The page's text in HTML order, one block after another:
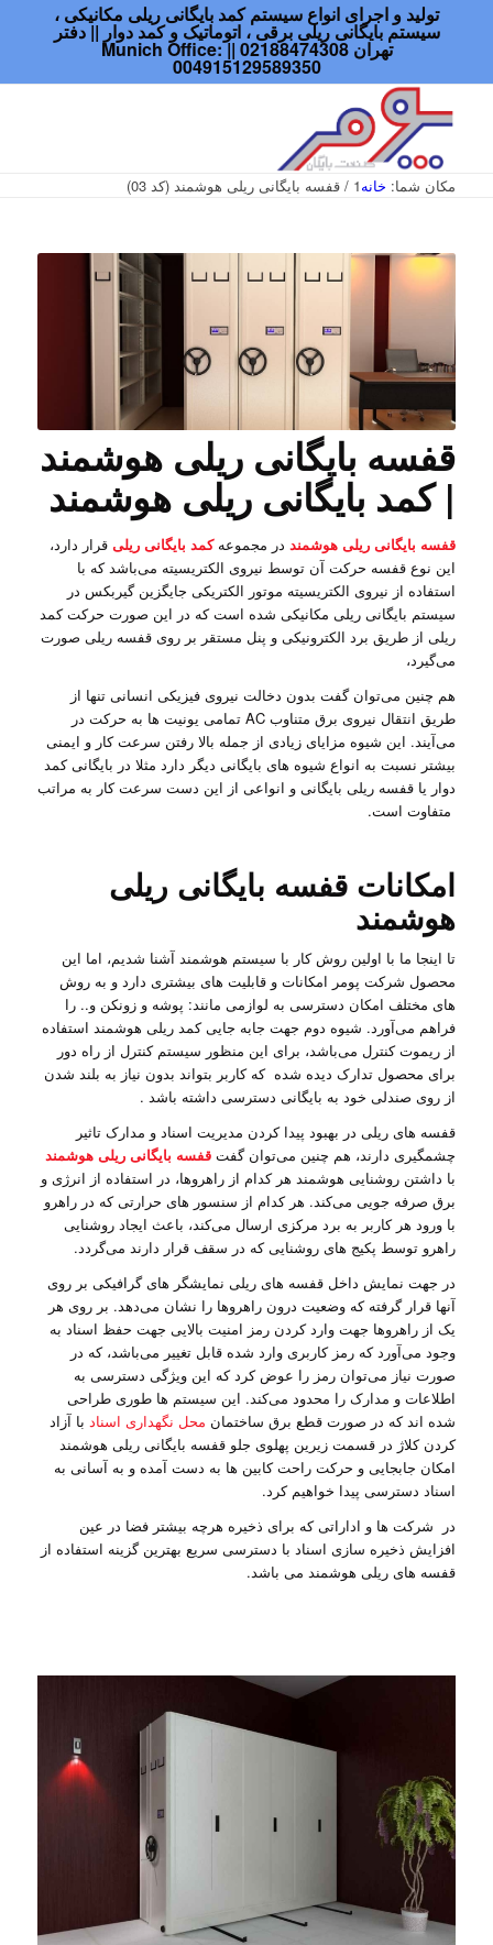
تولید و اجرای انواع سیستم کمد بایگانی ریلی مکانیکی ،
سیستم بایگانی ریلی برقی ، اتوماتیک و کمد دوار || دفتر
تهران 02188474308 || Munich Office:
004915129589350
مکان شما: خانه1
/ قفسه بایگانی ریلی هوشمند (کد 03)
قفسه بایگانی ریلی هوشمند
| کمد بایگانی ریلی هوشمند
قفسه بایگانی ریلی هوشمنددر مجموعهکمد بایگانی ریلیقرار دارد،
این نوع قفسه حرکت آن توسط نیروی الکتریسیته می‌باشد که با
استفاده از نیروی الکتریسیته موتور الکتریکی جایگزین گیربکس در
سیستم بایگانی ریلی مکانیکی شده است که در این صورت حرکت کمد
ریلی از طریق برد الکترونیکی و پنل مستقر بر روی قفسه ریلی صورت
می‌گیرد،
هم چنین می‌توان گفت بدون دخالت نیروی فیزیکی انسانی تنها از
طریق انتقال نیروی برق متناوب AC تمامی یونیت ها به حرکت در
می‌آیند. این شیوه مزایای زیادی از جمله بالا رفتن سرعت کار و ایمنی
بیشتر نسبت به انواع شیوه های بایگانی دیگر دارد مثلا در بایگانی کمد
دوار یا قفسه ریلی بایگانی و انواعی از این دست سرعت کار به مراتب
متفاوت است.
امکانات قفسه بایگانی ریلی
هوشمند
تا اینجا ما با اولین روش کار با سیستم هوشمند آشنا شدیم، اما این
محصول شرکت پومر امکانات و قابلیت های بیشتری دارد و به روش
های مختلف امکان دسترسی به لوازمی مانند: پوشه و زونکن و.. را
فراهم می‌آورد. شیوه دوم جهت جابه جایی کمد ریلی هوشمند استفاده
از ریموت کنترل می‌باشد، برای این منظور سیستم کنترل از راه دور
برای محصول تدارک دیده شده که کاربر بتواند بدون نیاز به بلند شدن
از روی صندلی خود به بایگانی دسترسی داشته باشد .
قفسه های ریلی در بهبود پیدا کردن مدیریت اسناد و مدارک تاثیر
چشمگیری دارند، هم چنین می‌توان گفت قفسه بایگانی ریلی هوشمند
با داشتن روشنایی هوشمند هر کدام از راهروها، در استفاده از انرژی و
برق صرفه جویی می‌کند. هر کدام از سنسور های حرارتی که در راهرو
با ورود هر کاربر به برد مرکزی ارسال می‌کند، باعث ایجاد روشنایی
راهرو توسط پکیج های روشنایی که در سقف قرار دارند می‌گردد.
در جهت نمایش داخل قفسه های ریلی نمایشگر های گرافیکی بر روی
آنها قرار گرفته که وضعیت درون راهروها را نشان می‌دهد. بر روی هر
یک از راهروها جهت وارد کردن رمز امنیت بالایی جهت حفظ اسناد به
وجود می‌آورد که رمز کاربری وارد شده قابل تغییر می‌باشد، که در
صورت نیاز می‌توان رمز را عوض کرد که این ویژگی دسترسی به
اطلاعات و مدارک را محدود می‌کند. این سیستم ها طوری طراحی
شده اند که در صورت قطع برق ساختمان محل نگهداری اسنادبا آزاد
کردن کلاژ در قسمت زیرین پهلوی جلو قفسه بایگانی ریلی هوشمند
امکان جابجایی و حرکت راحت کابین ها به دست آمده و به آسانی به
اسناد دسترسی پیدا خواهیم کرد.
در شرکت ها و اداراتی که برای ذخیره هرچه بیشتر فضا در عین
افزایش ذخیره سازی اسناد با دسترسی سریع بهترین گزینه استفاده از
قفسه های ریلی هوشمند می باشد.